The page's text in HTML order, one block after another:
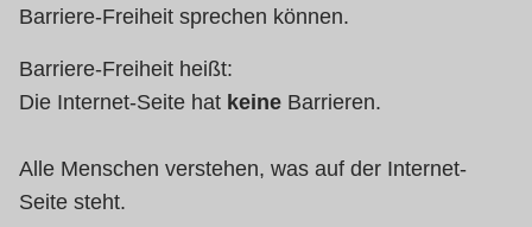
Barriere-Freiheit sprechen können.
Barriere-Freiheit heißt:
Die Internet-Seite hat keine Barrieren.
Alle Menschen verstehen, was auf der Internet-
Seite steht.